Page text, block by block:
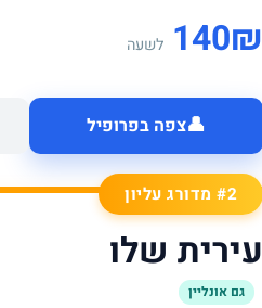
₪
140 לשעה
👤צפה בפרופיל
#2 מדורג עליון
עירית שלו
גם אונליין